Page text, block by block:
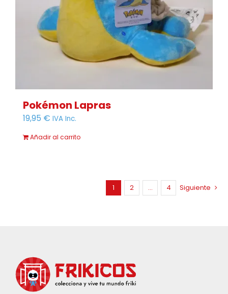
Pokémon Lapras
19,95 € IVA Inc.
Añadir al carrito
1 2 … 4 Siguiente